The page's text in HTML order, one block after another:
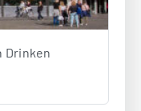
Drinken